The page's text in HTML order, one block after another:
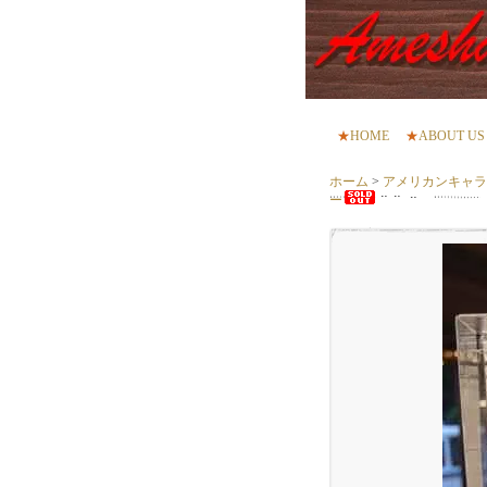
★HOME ★ABOUT US
ホーム > アメリカンキャ
ー